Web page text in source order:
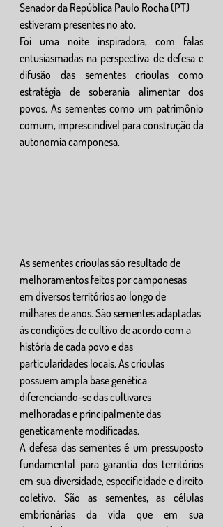
Senador da República Paulo Rocha (PT)
estiveram presentes no ato.
Foi uma noite inspiradora, com falas
entusiasmadas na perspectiva de defesa e
difusão das sementes crioulas como
estratégia de soberania alimentar dos
povos. As sementes como um patrimônio
comum, imprescindível para construção da
autonomia camponesa.
As sementes crioulas são resultado de
melhoramentos feitos por camponesas
em diversos territórios ao longo de
milhares de anos. São sementes adaptadas
às condições de cultivo de acordo com a
história de cada povo e das
particularidades locais. As crioulas
possuem ampla base genética
diferenciando-se das cultivares
melhoradas e principalmente das
geneticamente modificadas.
A defesa das sementes é um pressuposto
fundamental para garantia dos territórios
em sua diversidade, especificidade e direito
coletivo. São as sementes, as células
embrionárias da vida que em sua